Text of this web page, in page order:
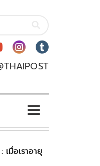
เมื่อเราอายุ